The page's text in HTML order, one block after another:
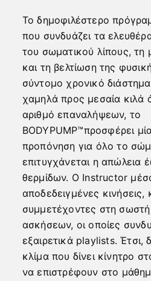
Το δημοφιλέστερο
που συνδυάζει τα
του σωματικού λίπους, τη
και τη βελτίωση της
σύντομο χρονικό
χαμηλά προς μεσαία κιλά
αριθμό επαναλήψεων, το
BODYPUMP™προσφέρει
προπόνηση για όλο το
επιτυγχάνεται η απώλεια
θερμίδων. Ο Instructor
αποδεδειγμένες κινήσεις,
συμμετέχοντες στη
ασκήσεων, οι οποίες
εξαιρετικά playlists. Έτσι,
κλίμα που δίνει κίνητρο
να επιστρέφουν στο